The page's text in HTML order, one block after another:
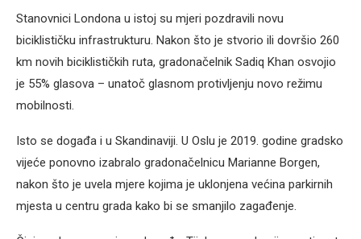
Stanovnici Londona u istoj su mjeri pozdravili novu
biciklističku infrastrukturu. Nakon što je stvorio ili dovršio 260
km novih biciklističkih ruta, gradonačelnik Sadiq Khan osvojio
je 55% glasova – unatoč glasnom protivljenju novo režimu
mobilnosti.
Isto se događa i u Skandinaviji. U Oslu je 2019. godine gradsko
vijeće ponovno izabralo gradonačelnicu Marianne Borgen,
nakon što je uvela mjere kojima je uklonjena većina parkirnih
mjesta u centru grada kako bi se smanjilo zagađenje.